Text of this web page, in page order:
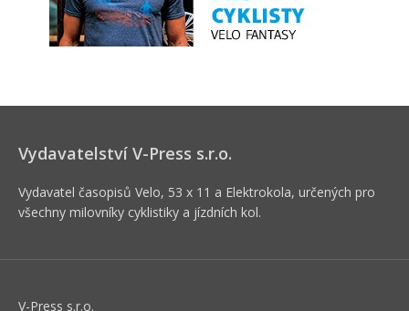
Vydavatelství V-Press s.r.o.
Vydavatel časopisů Velo, 53 x 11 a Elektrokola, určených pro
všechny milovníky cyklistiky a jízdních kol.
V-Press s.r.o.